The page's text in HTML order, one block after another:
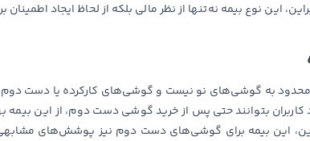
نوع بیمه نه‌تنها از نظر مالی بلکه از لحاظ ایجاد اطمینان
به گوشی‌های نو نیست و گوشی‌های کارکرده یا دست دوم
بتوانند حتی پس از خرید گوشی دست دوم، از این بیمه
این بیمه برای گوشی‌های دست دوم نیز پوشش‌های مشابهی